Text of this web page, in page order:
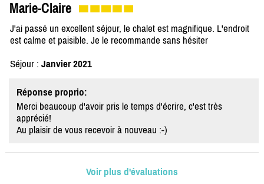
Marie-Claire
J'ai passé un excellent séjour, le chalet est magnifique. L'endroit
est calme et paisible. Je le recommande sans hésiter
Séjour : Janvier 2021
Réponse proprio:
Merci beaucoup d'avoir pris le temps d'écrire, c'est très
apprécié!
Au plaisir de vous recevoir à nouveau :-)
Voir plus d'évaluations